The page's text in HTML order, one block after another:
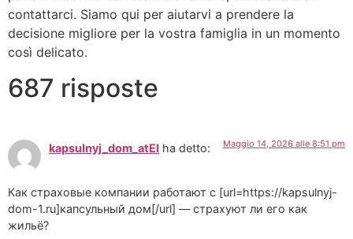
contattarci. Siamo qui per aiutarvi a prendere la
decisione migliore per la vostra famiglia in un momento
così delicato.
687 risposte
kapsulnyj_dom_atEl ha detto: Maggio 14, 2026 alle 8:51 pm
Как страховые компании работают с [url=https://kapsulnyj-
dom-1.ru]капсульный дом[/url] — страхуют ли его как
жильё?